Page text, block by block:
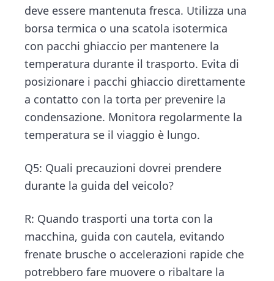
deve essere mantenuta fresca. Utilizza una
borsa termica o una scatola isotermica
con pacchi ghiaccio per mantenere la
temperatura durante il trasporto. Evita di
posizionare i pacchi ghiaccio direttamente
a contatto con la torta per prevenire la
condensazione. Monitora regolarmente la
temperatura se il viaggio è lungo.
Q5: Quali precauzioni dovrei prendere
durante la guida del veicolo?
R: Quando trasporti una torta con la
macchina, guida con cautela, evitando
frenate brusche o accelerazioni rapide che
potrebbero fare muovere o ribaltare la